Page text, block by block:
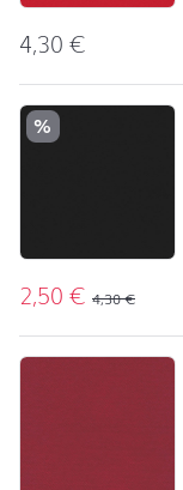
4,30€
%
2,50€ 4,30€